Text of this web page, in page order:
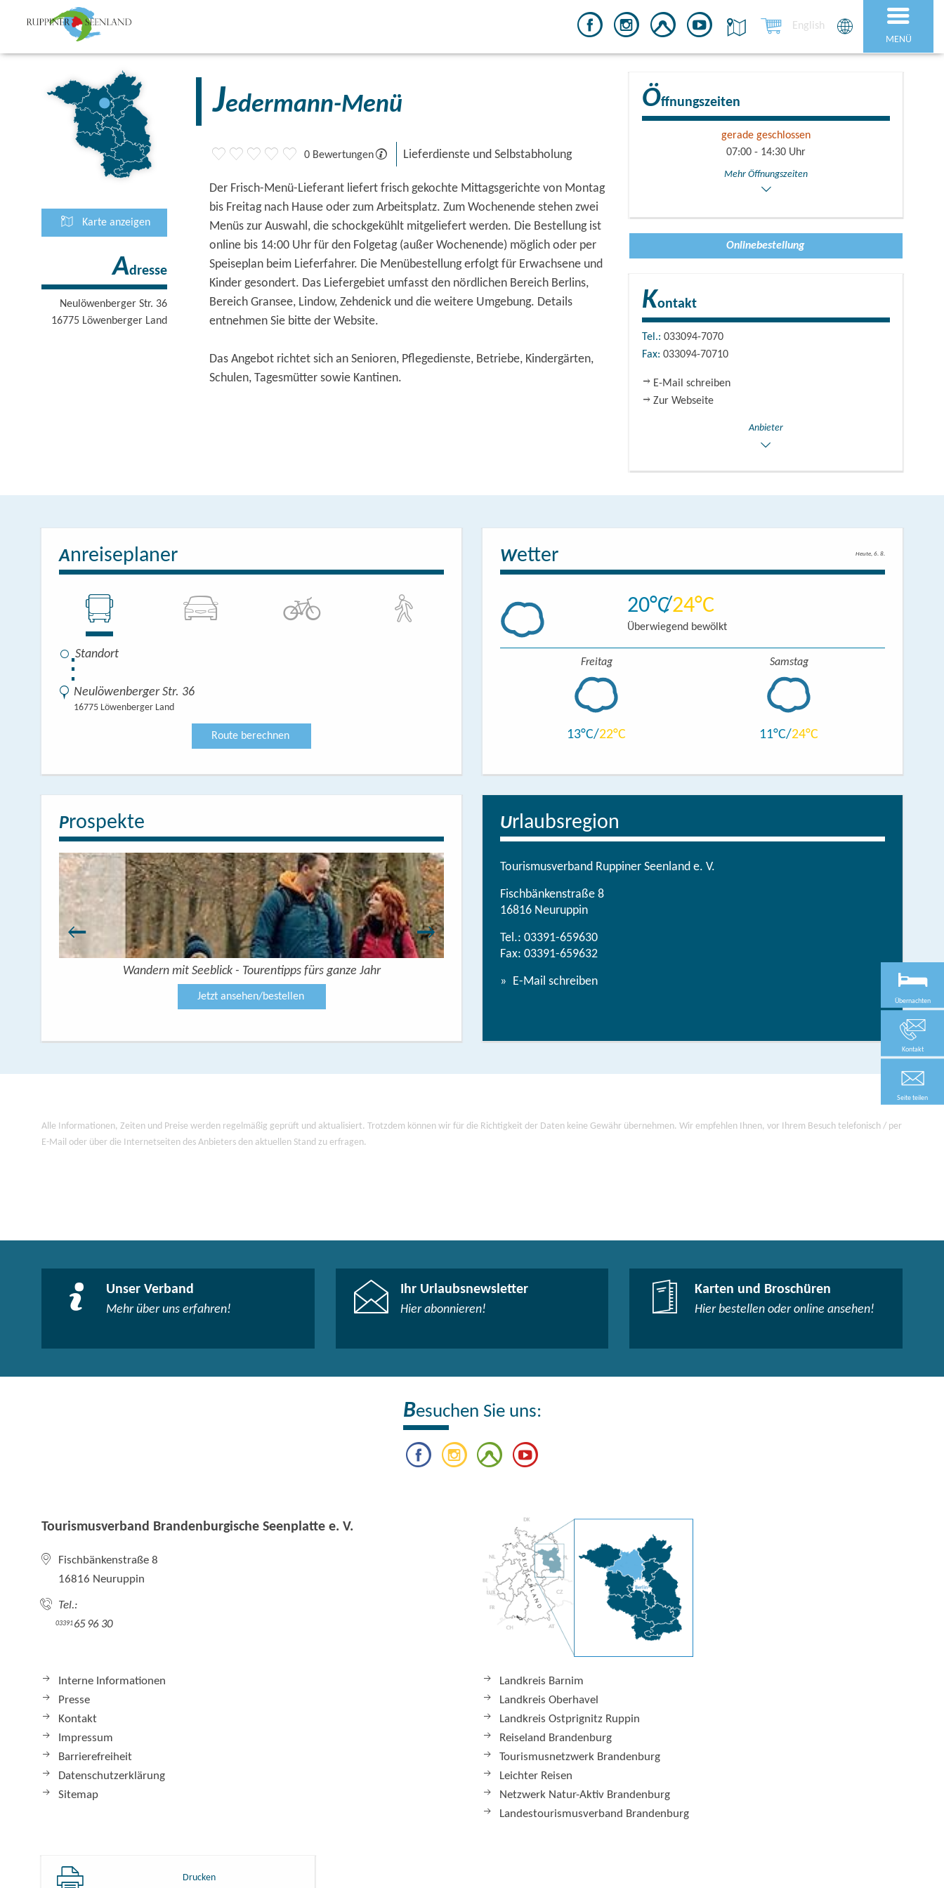
MENÜ
English
Karte anzeigen
Adresse
Neulöwenberger Str. 36
16775 Löwenberger Land
Jedermann-Menü
0 Bewertungen Lieferdienste und Selbstabholung
Der Frisch-Menü-Lieferant liefert frisch gekochte Mittagsgerichte von Montag
bis Freitag nach Hause oder zum Arbeitsplatz. Zum Wochenende stehen zwei
Menüs zur Auswahl, die schockgekühlt mitgeliefert werden. Die Bestellung ist
online bis 14:00 Uhr für den Folgetag (außer Wochenende) möglich oder per
Speiseplan beim Lieferfahrer. Die Menübestellung erfolgt für Erwachsene und
Kinder gesondert. Das Liefergebiet umfasst den nördlichen Bereich Berlins,
Bereich Gransee, Lindow, Zehdenick und die weitere Umgebung. Details
entnehmen Sie bitte der Website.
Das Angebot richtet sich an Senioren, Pflegedienste, Betriebe, Kindergärten,
Schulen, Tagesmütter sowie Kantinen.
Öffnungszeiten
gerade geschlossen
07:00 - 14:30 Uhr
Mehr Öffnungszeiten
Onlinebestellung
Kontakt
Tel.:033094-7070
Fax:033094-70710
E-Mail schreiben
Zur Webseite
Anbieter
Anreiseplaner
⋮
Neulöwenberger Str. 36
16775 Löwenberger Land
Route berechnen
Wetter Heute, 6. 8.
20 24
Überwiegend bewölkt
Freitag
13 22
Samstag
11 24
Prospekte
Wandern mit Seeblick - Tourentipps fürs ganze Jahr
Jetzt ansehen/bestellen
Urlaubsregion
Tourismusverband Ruppiner Seenland e. V.
Fischbänkenstraße 8
16816 Neuruppin
Tel.: 03391-659630
Fax: 03391-659632
E-Mail schreiben
Alle Informationen, Zeiten und Preise werden regelmäßig geprüft und aktualisiert. Trotzdem können wir für die Richtigkeit der Daten keine Gewähr übernehmen. Wir empfehlen Ihnen, vor Ihrem Besuch telefonisch / per
E-Mail oder über die Internetseiten des Anbieters den aktuellen Stand zu erfragen.
Unser Verband
Mehr über uns erfahren!
Ihr Urlaubsnewsletter
Hier abonnieren!
Karten und Broschüren
Hier bestellen oder online ansehen!
Besuchen Sie uns:
Tourismusverband Brandenburgische Seenplatte e. V.
Fischbänkenstraße 8
16816 Neuruppin
Tel.:
0339165 96 30
Interne Informationen
Presse
Kontakt
Impressum
Barrierefreiheit
Datenschutzerklärung
Sitemap
Landkreis Barnim
Landkreis Oberhavel
Landkreis Ostprignitz Ruppin
Reiseland Brandenburg
Tourismusnetzwerk Brandenburg
Leichter Reisen
Netzwerk Natur-Aktiv Brandenburg
Landestourismusverband Brandenburg
Drucken
Übernachten
Kontakt
Seite teilen